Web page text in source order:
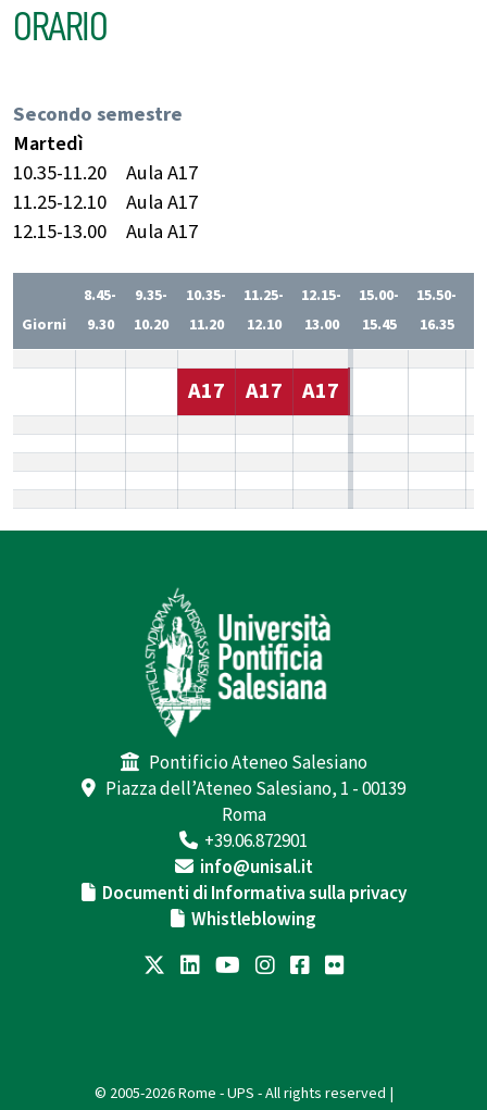
ORARIO
Secondo semestre
Martedì
10.35-11.20
Aula A17
11.25-12.10
Aula A17
12.15-13.00
Aula A17
Giorni
8.45-
9.30
9.35-
10.20
10.35-
11.20
11.25-
12.10
12.15-
13.00
15.00-
15.45
15.50-
16.35
A17 A17 A17
Pontificio Ateneo Salesiano
Piazza dell’Ateneo Salesiano, 1 - 00139
Roma
+39.06.872901
info@unisal.it
Documenti di Informativa sulla privacy
Whistleblowing
© 2005-2026 Rome - UPS - All rights reserved |